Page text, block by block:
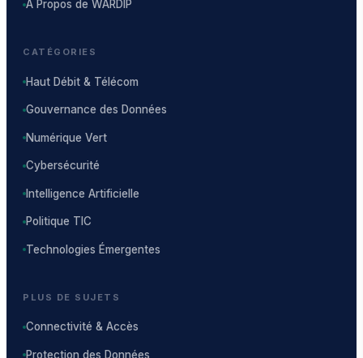
À Propos de WARDIP
CATÉGORIES
Haut Débit & Télécom
Gouvernance des Données
Numérique Vert
Cybersécurité
Intelligence Artificielle
Politique TIC
Technologies Émergentes
PLUS DE SUJETS
Connectivité & Accès
Protection des Données